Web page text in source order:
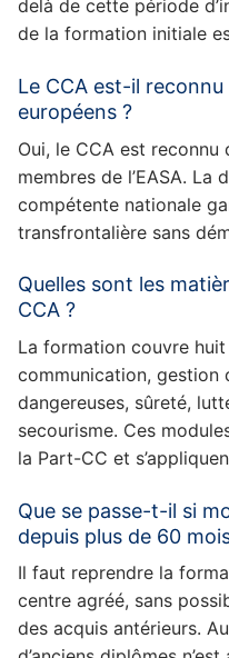
delà de cette période
de la formation initiale
Le CCA est-il
européens ?
Oui, le CCA est reconnu
membres de l’EASA. La
compétente nationale
transfrontalière sans
Quelles sont les
CCA ?
La formation couvre
communication, gestion
dangereuses, sûreté,
secourisme. Ces
la Part-CC et
Que se passe-t-il si
depuis plus de 60
Il faut reprendre la
centre agréé, sans
des acquis antérieurs.